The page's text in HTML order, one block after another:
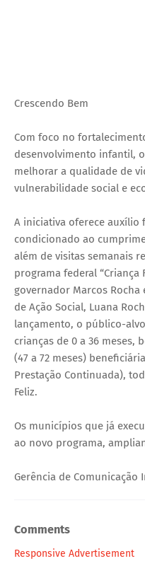
Crescendo Bem
Com foco no
desenvolvimento infantil, o
melhorar a qualidade de
vulnerabilidade social e
A iniciativa oferece auxílio
condicionado ao
além de visitas semanais
programa federal “Criança
governador Marcos
de Ação Social, Luana
lançamento, o público-
crianças de 0 a 36 meses,
(47 a 72 meses)
Prestação Continuada),
Feliz.
Os municípios que já
ao novo programa,
Gerência de Comunicação
Comments
Responsive Advertisement